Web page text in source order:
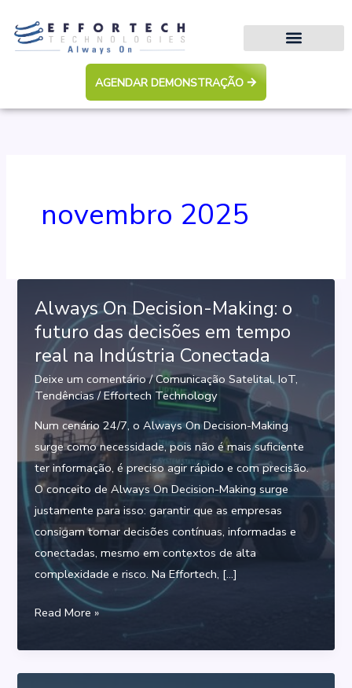
para
AGENDAR DEMONSTRAÇÃO
novembro 2025
Always On Decision-Making: o
futuro das decisões em tempo
real na Indústria Conectada
Deixe um comentário /Comunicação Satelital,IoT,
Tendências/Effortech Technology
Num cenário 24/7, o Always On Decision-Making
surge como necessidade, pois não é mais suficiente
ter informação, é preciso agir rápido e com precisão.
O conceito de Always On Decision-Making surge
justamente para isso: garantir que as empresas
consigam tomar decisões contínuas, informadas e
conectadas, mesmo em contextos de alta
complexidade e risco. Na Effortech, […]
Always
Decision-
Making:
Read More »